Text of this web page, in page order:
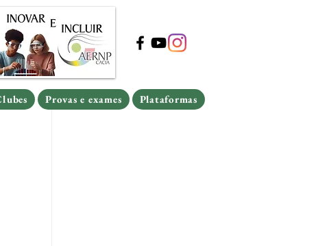
Clubes Provas e exames
Provas e exames
Provas e exames Plataformas